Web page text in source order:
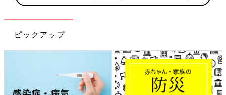
出典：Instagramアカウント「yutachin.home」
ゆたちんさんはニトリのカラーボックスにキャスターを取り付け
ピックアップ